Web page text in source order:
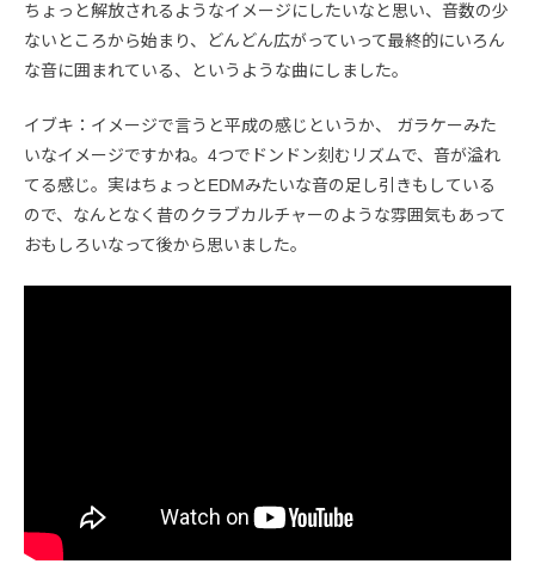
ちょっと解放されるようなイメージにしたいなと思い、音数の少
ないところから始まり、どんどん広がっていって最終的にいろん
な音に囲まれている、というような曲にしました。
イブキ：イメージで言うと平成の感じというか、 ガラケーみた
いなイメージですかね。4つでドンドン刻むリズムで、音が溢れ
てる感じ。実はちょっとEDMみたいな音の足し引きもしている
ので、なんとなく昔のクラブカルチャーのような雰囲気もあって
おもしろいなって後から思いました。